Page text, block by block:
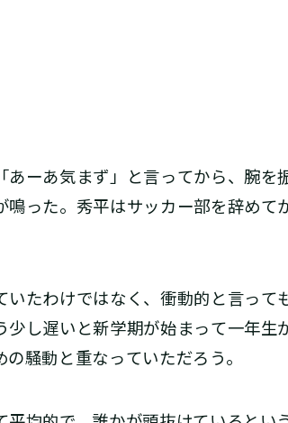
ーあ気まず」と言ってから、腕を
った。秀平はサッカー部を辞めて
たわけではなく、衝動的と言って
し遅いと新学期が始まって一年生
騒動と重なっていただろう。